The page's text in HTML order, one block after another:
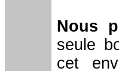
Nous
seule
cet